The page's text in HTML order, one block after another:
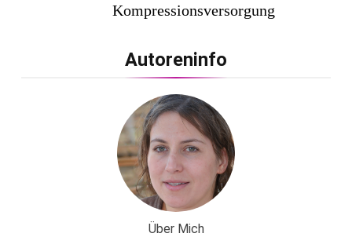
Kompressionsversorgung
PEPE JEANS LONDON AW26
Flachste mechanische
Weltzeituhr gewinnt Red Dot:
Best of the Best 2026 / NOMOS
Glashütte erzielt 94 von 100
Punkten.
Autoreninfo
Über Mich